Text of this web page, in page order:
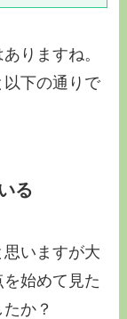
りますね。
下の通りで
る
いますが大
始めて見た
か？